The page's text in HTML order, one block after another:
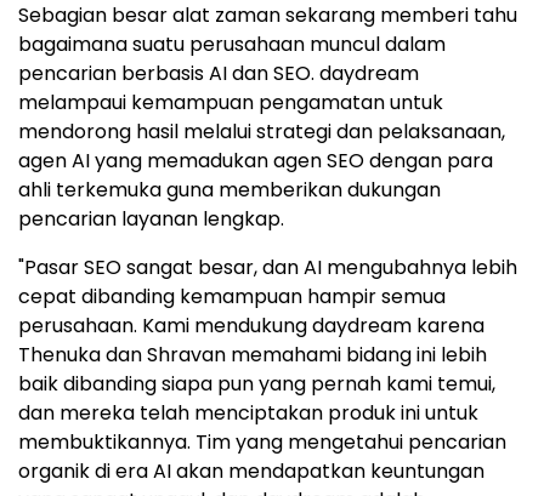
Sebagian besar alat zaman sekarang memberi tahu
bagaimana suatu perusahaan muncul dalam
pencarian berbasis AI dan SEO. daydream
melampaui kemampuan pengamatan untuk
mendorong hasil melalui strategi dan pelaksanaan,
agen AI yang memadukan agen SEO dengan para
ahli terkemuka guna memberikan dukungan
pencarian layanan lengkap.
"Pasar SEO sangat besar, dan AI mengubahnya lebih
cepat dibanding kemampuan hampir semua
perusahaan. Kami mendukung daydream karena
Thenuka dan Shravan memahami bidang ini lebih
baik dibanding siapa pun yang pernah kami temui,
dan mereka telah menciptakan produk ini untuk
membuktikannya. Tim yang mengetahui pencarian
organik di era AI akan mendapatkan keuntungan